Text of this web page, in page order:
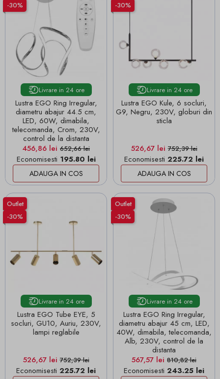
-30%
Livrare in 24 ore
Lustra EGO Ring Irregular,
diametru abajur 44.5 cm,
LED, 60W, dimabila,
telecomanda, Crom, 230V,
control de la distanta
Pret
456,86 lei Pret de baza
652,66 lei
Economisesti 195.80 lei
ADAUGA IN COS
-30%
Livrare in 24 ore
Lustra EGO Kule, 6 socluri,
G9, Negru, 230V, globuri din
sticla
Pret
526,67 leiPret de baza
752,39 lei
Economisesti 225.72 lei
ADAUGA IN COS
Outlet
-30%
Livrare in 24 ore
Lustra EGO Tube EYE, 5
socluri, GU10, Auriu, 230V,
lampi reglabile
Pret
526,67 leiPret de baza
752,39 lei
Economisesti 225.72 lei
Outlet
-30%
Livrare in 24 ore
Lustra EGO Ring Irregular,
diametru abajur 45 cm, LED,
40W, dimabila, telecomanda,
Alb, 230V, control de la
distanta
Pret
567,57 lei Pret de baza
810,82 lei
Economisesti 243.25 lei